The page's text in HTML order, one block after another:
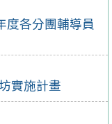
度各分團輔導員
實施計畫